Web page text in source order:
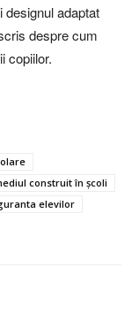
adaptat
despre cum
copiilor.
construit în școli
elevilor